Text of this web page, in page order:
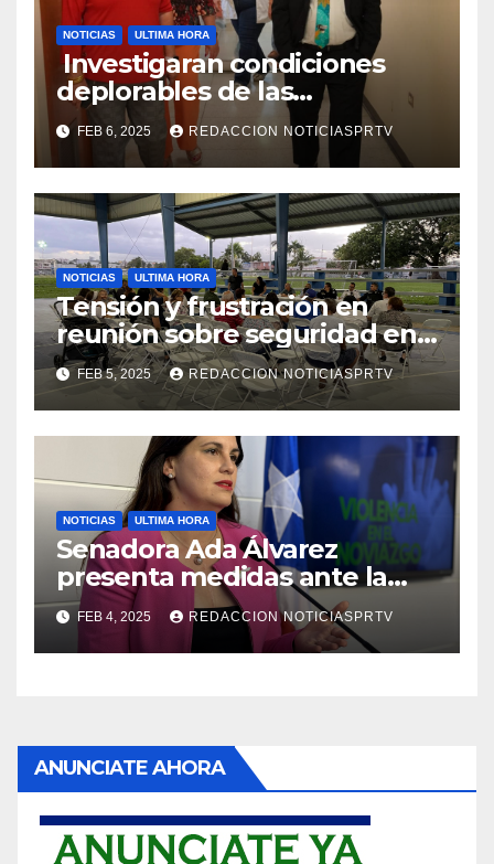
NOTICIAS ULTIMA HORA
Investigaran condiciones
deplorables de las
facilidades el Departamento
de la Salud en Mayagüez
FEB 6, 2025 REDACCION NOTICIASPRTV
NOTICIAS ULTIMA HORA
Tensión y frustración en
reunión sobre seguridad en
Reparto Metropolitano
FEB 5, 2025 REDACCION NOTICIASPRTV
NOTICIAS ULTIMA HORA
Senadora Ada Álvarez
presenta medidas ante la
violencia en el noviazgo
FEB 4, 2025 REDACCION NOTICIASPRTV
ANUNCIATE AHORA